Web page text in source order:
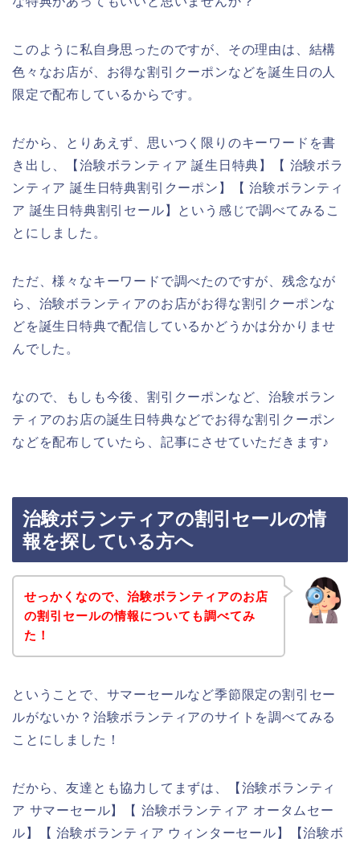
このように私自身思ったのですが、その理由は、結構
色々なお店が、お得な割引クーポンなどを誕生日の人
限定で配布しているからです。
だから、とりあえず、思いつく限りのキーワードを書
き出し、【治験ボランティア 誕生日特典】【 治験ボラ
ンティア 誕生日特典割引クーポン】【 治験ボランティ
ア 誕生日特典割引セール】という感じで調べてみるこ
とにしました。
ただ、様々なキーワードで調べたのですが、残念なが
ら、治験ボランティアのお店がお得な割引クーポンな
どを誕生日特典で配信しているかどうかは分かりませ
んでした。
なので、もしも今後、割引クーポンなど、治験ボラン
ティアのお店の誕生日特典などでお得な割引クーポン
などを配布していたら、記事にさせていただきます♪
治験ボランティアの割引セールの情
報を探している方へ
せっかくなので、治験ボランティアのお店
の割引セールの情報についても調べてみ
た！
ということで、サマーセールなど季節限定の割引セー
ルがないか？治験ボランティアのサイトを調べてみる
ことにしました！
だから、友達とも協力してまずは、【治験ボランティ
ア サマーセール】【 治験ボランティア オータムセー
ル】【 治験ボランティア ウィンターセール】【治験ボ